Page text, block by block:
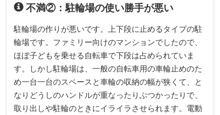
不満②：駐輪場の使い勝手が悪い
駐輪場の作りが悪いです。上下段に止めるタイプの駐
輪場です。ファミリー向けのマンションでしたので、
ほぼ子どもを乗せる自転車で下段は占められていま
す。しかし駐輪場は、一般の自転車用の車輪止めのた
め一台一台のスペースと車輪の収納の幅が狭くて、と
なりどうしのハンドルが重なったりぶつかったりで、
取り出しや駐輪のときにイライラさせられます。電動